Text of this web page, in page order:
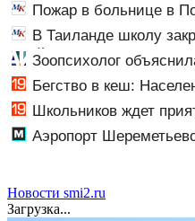
Пожар в больнице в
проведена эвакуация
В Таиланде школу
днейЗоопсихолог
скором приходе
Бегство в кеш:
банков. Экономика
Школьников ждет
Аэропорт
стратегических
Новости smi2.ru
Загрузка...